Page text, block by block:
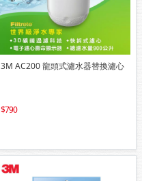
3M AC200 龍頭式濾水器替換濾心
790